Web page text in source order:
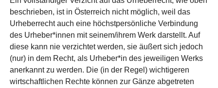
beschrieben, ist in Österreich nicht möglich, weil das
Urheberrecht auch eine höchstpersönliche Verbindung
des Urheber*innen mit seinem/ihrem Werk darstellt. Auf
diese kann nie verzichtet werden, sie äußert sich jedoch
(nur) in dem Recht, als Urheber*in des jeweiligen Werks
anerkannt zu werden. Die (in der Regel) wichtigeren
wirtschaftlichen Rechte können zur Gänze abgetreten